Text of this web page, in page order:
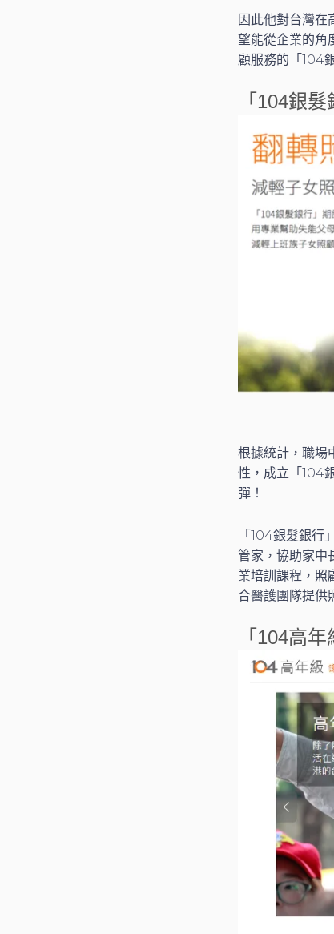
因此他對台灣在
望能從企業的角
顧服務的「104
「104銀
根據統計，職場
性，成立「104
彈！
「104銀髮銀
管家，協助家中
業培訓課程，照
合醫護團隊提供
「104高